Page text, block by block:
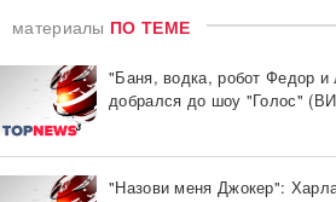
материалы ПО ТЕМЕ
"Баня, водка, робот Федор
добрался до шоу "Голос"
"Назови меня Джокер":